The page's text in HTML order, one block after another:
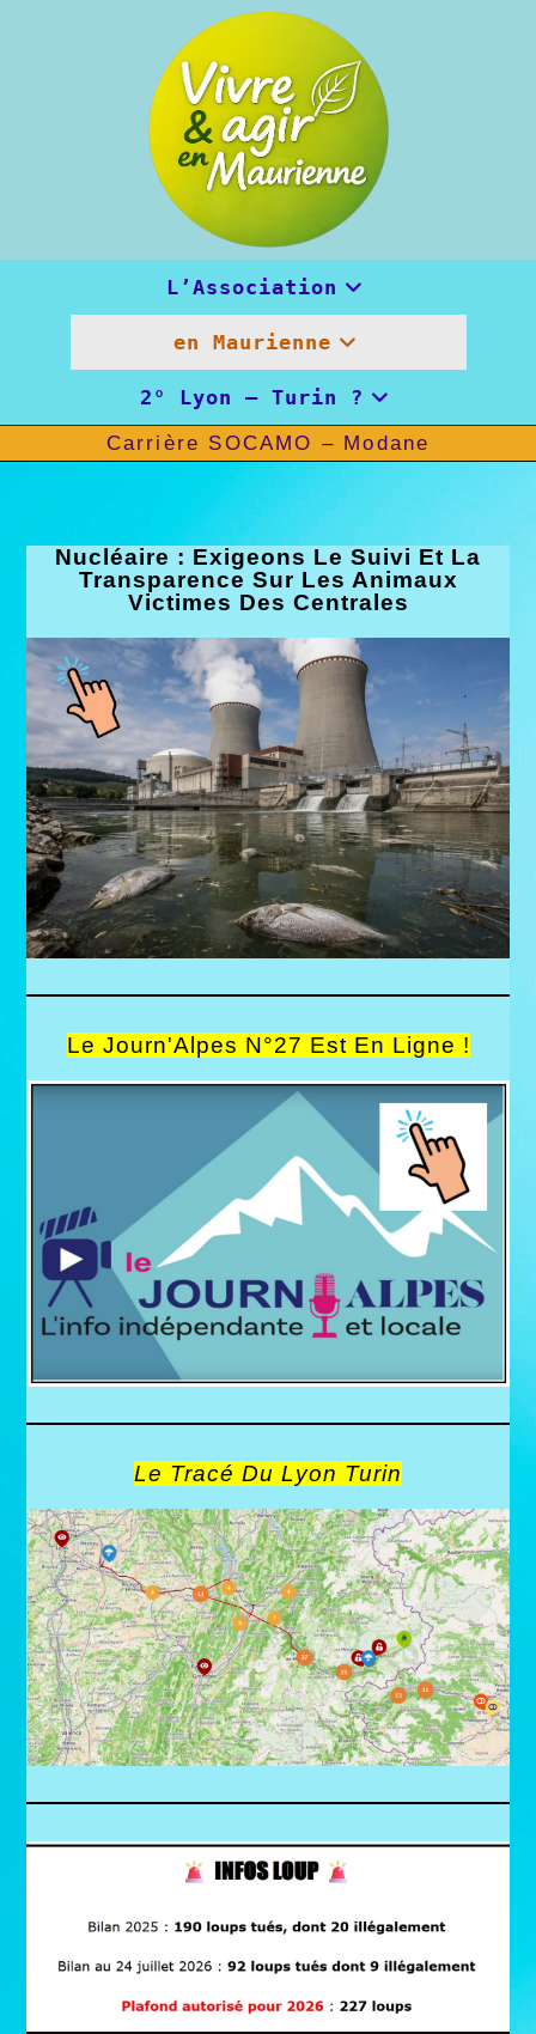
L’Association
en Maurienne
2° Lyon – Turin ?
Carrière SOCAMO – Modane
Nucléaire : Exigeons Le Suivi Et La
Transparence Sur Les Animaux
Victimes Des Centrales
Le Journ'Alpes N°27 Est En Ligne !
Le Tracé Du Lyon Turin